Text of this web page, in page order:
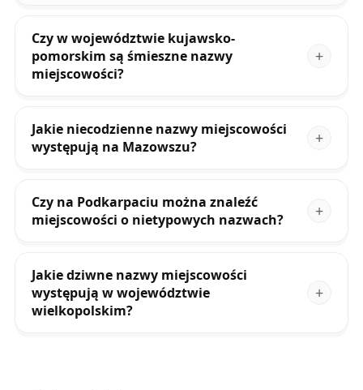
Czy w województwie kujawsko-
pomorskim są śmieszne nazwy
miejscowości?
Jakie niecodzienne nazwy miejscowości
występują na Mazowszu?
Czy na Podkarpaciu można znaleźć
miejscowości o nietypowych nazwach?
Jakie dziwne nazwy miejscowości
występują w województwie
wielkopolskim?